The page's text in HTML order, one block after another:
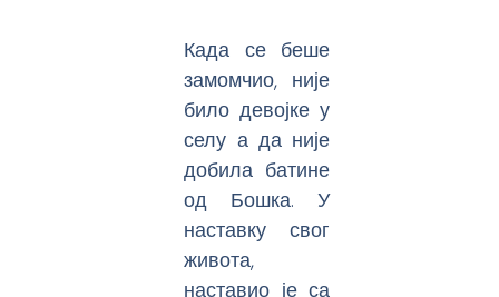
Када се беше
замомчио, није
било девојке у
селу а да није
добила батине
од Бошка. У
наставку свог
живота,
наставио је са